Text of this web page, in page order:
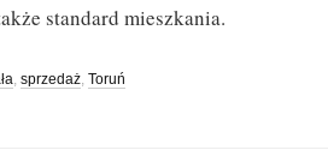
standard mieszkania.
, sprzedaż, Toruń